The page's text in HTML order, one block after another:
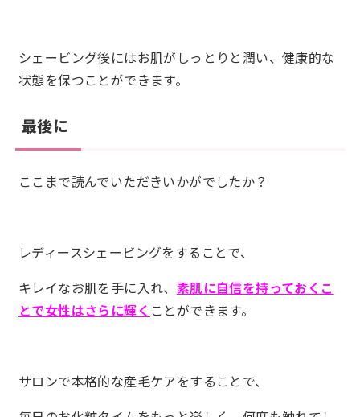
シェービング後にはお肌がしっとりと潤い、健康的な
状態を保つことができます。
最後に
ここまで読んでいただきいかがでしたか？
レディースシェービングをすることで、
キレイなお肌を手に入れ、 素肌に自信を持っておくこ
とで女性はさらに輝く ことができます。
サロンで本格的な産毛ケアをすることで、